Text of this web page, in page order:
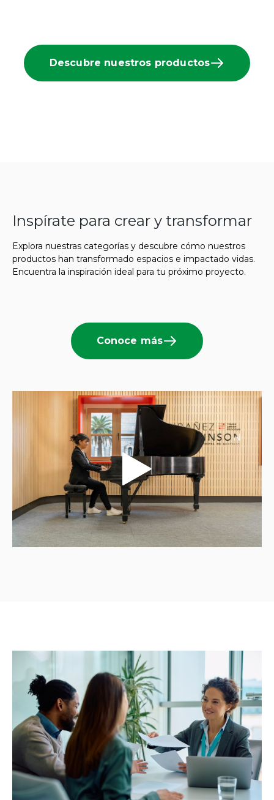
Descubre nuestros productos
Inspírate para crear y transformar
Explora nuestras categorías y descubre cómo nuestros
productos han transformado espacios e impactado vidas.
Encuentra la inspiración ideal para tu próximo proyecto.
Conoce más